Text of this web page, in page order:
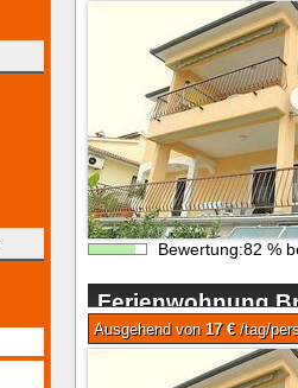
Bewertung:82 %
Ferienwohnung
Ausgehend von 17 €/tag/